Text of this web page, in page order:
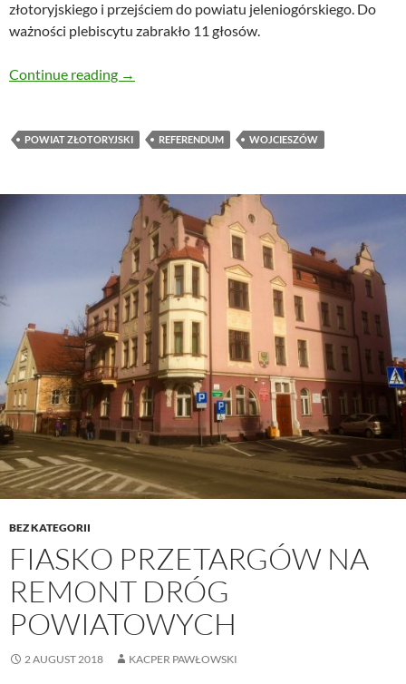
złotoryjskiego i przejściem do powiatu jeleniogórskiego. Do
ważności plebiscytu zabrakło 11 głosów.
Continue reading Dwie dekady w powiecie złotoryjskim nie
→
POWIAT ZŁOTORYJSKI REFERENDUM WOJCIESZÓW
BEZ KATEGORII
FIASKO PRZETARGÓW NA
REMONT DRÓG
POWIATOWYCH
2 AUGUST 2018 KACPER PAWŁOWSKI